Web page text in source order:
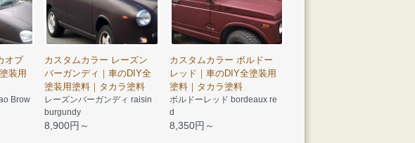
オブ
装用
Brow
カスタムカラー レーズン
バーガンディ｜車のDIY全
塗装用塗料｜タカラ塗料
レーズンバーガンディ raisin
burgundy
8,900円～
カスタムカラー ボルドー
レッド｜車のDIY全塗装用
塗料｜タカラ塗料
ボルドーレッド bordeaux re
d
8,350円～